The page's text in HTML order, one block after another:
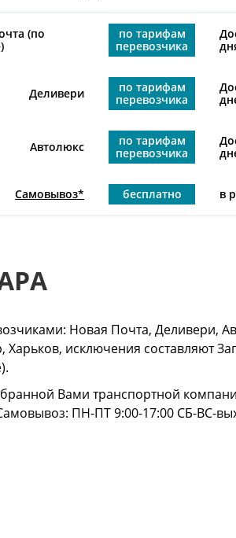
(по
по тарифам
перевозчика
Деливери
по тарифам
перевозчика
Автолюкс
по тарифам
перевозчика
Самовывоз* бесплатно в
Новая Почта, Деливери,
Харьков, исключения составляют
Вами транспортной
ПН-ПТ 9:00-17:00 СБ-ВС-